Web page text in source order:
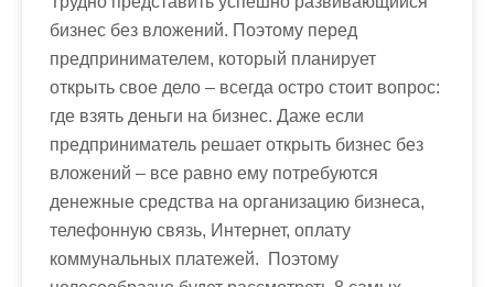
бизнес без вложений. Поэтому перед
предпринимателем, который планирует
открыть свое дело – всегда остро стоит вопрос:
где взять деньги на бизнес. Даже если
предприниматель решает открыть бизнес без
вложений – все равно ему потребуются
денежные средства на организацию бизнеса,
телефонную связь, Интернет, оплату
коммунальных платежей. Поэтому